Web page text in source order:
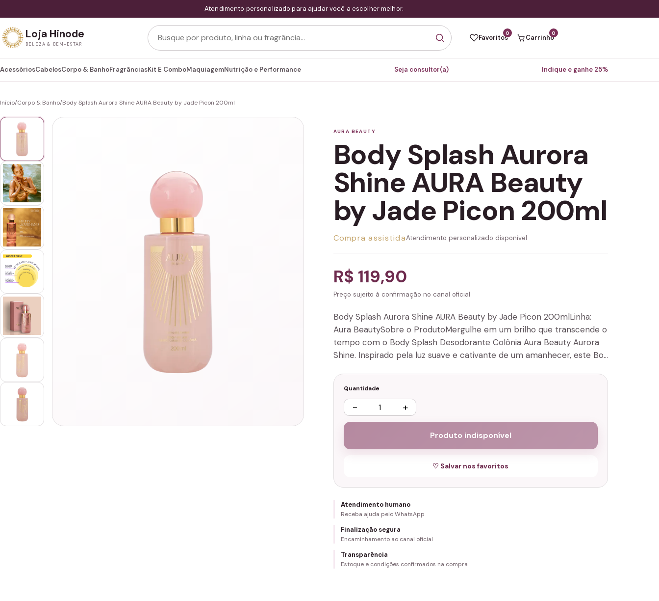
Atendimento personalizado para ajudar você a escolher melhor.
Loja Hinode
BELEZA & BEM-ESTAR
Buscar produtos
Favoritos
0
Carrinho
0
AcessóriosCabelosCorpo & BanhoFragrânciasKit E ComboMaquiagemNutrição e Performance Seja consultor(a) Indique e ganhe 25%
Início/Corpo & Banho/Body Splash Aurora Shine AURA Beauty by Jade Picon 200ml
AURA BEAUTY
Body Splash Aurora
Shine AURA Beauty
by Jade Picon 200ml
Compra assistidaAtendimento personalizado disponível
R$ 119,90
Preço sujeito à confirmação no canal oficial
Body Splash Aurora Shine AURA Beauty by Jade Picon 200mlLinha:
Aura BeautySobre o ProdutoMergulhe em um brilho que transcende o
tempo com o Body Splash Desodorante Colônia Aura Beauty Aurora
Shine. Inspirado pela luz suave e cativante de um amanhecer, este Bo…
Quantidade
− +
Produto indisponível
♡ Salvar nos favoritos
Atendimento humano
Receba ajuda pelo WhatsApp
Finalização segura
Encaminhamento ao canal oficial
Transparência
Estoque e condições confirmados na compra